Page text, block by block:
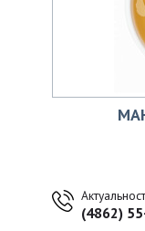
(4862)